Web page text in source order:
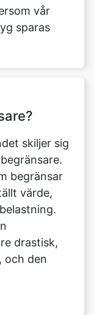
skiljer sig
begränsar
värde,
drastisk,
och den